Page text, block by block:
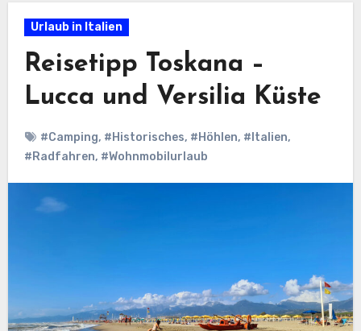
Urlaub in Italien
Reisetipp Toskana –
Lucca und Versilia Küste
#Camping, #Historisches, #Höhlen, #Italien,
#Radfahren, #Wohnmobilurlaub